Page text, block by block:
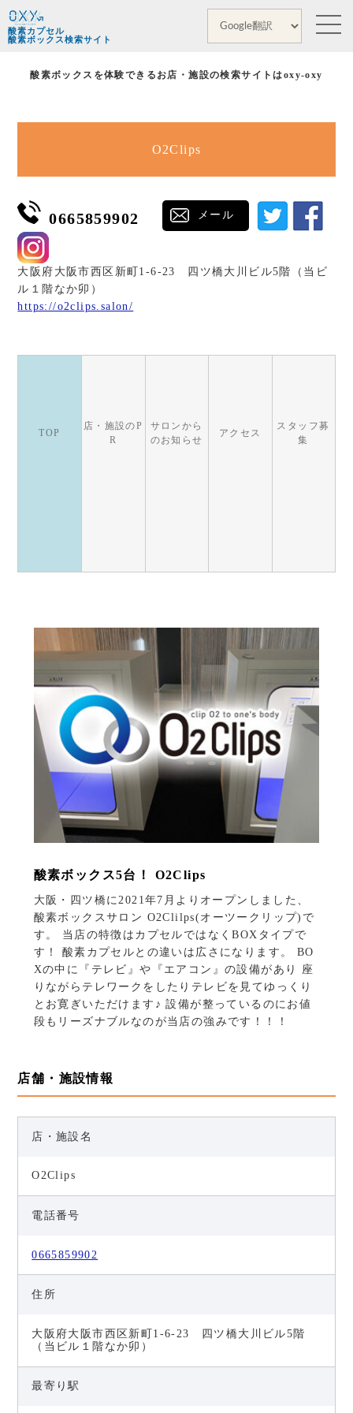
酸素カプセル
酸素ボックス検索サイト
酸素ボックスを体験できるお店・施設の検索サイトはoxy-oxy
O2Clips
0665859902 メール
大阪府大阪市西区新町1-6-23 四ツ橋大川ビル5階（当ビ
ル１階なか卯）
https://o2clips.salon/
TOP
店・施設のP
R
サロンから
のお知らせ
アクセス
スタッフ募
集
酸素ボックス5台！ O2Clips
大阪・四ツ橋に2021年7月よりオープンしました、
酸素ボックスサロン O2Clilps(オーツークリップ)で
す。 当店の特徴はカプセルではなくBOXタイプで
す！ 酸素カプセルとの違いは広さになります。 BO
Xの中に『テレビ』や『エアコン』の設備があり 座
りながらテレワークをしたりテレビを見てゆっくり
とお寛ぎいただけます♪ 設備が整っているのにお値
段もリーズナブルなのが当店の強みです！！！
店舗・施設情報
店・施設名
O2Clips
電話番号
0665859902
住所
大阪府大阪市西区新町1-6-23 四ツ橋大川ビル5階
（当ビル１階なか卯）
最寄り駅